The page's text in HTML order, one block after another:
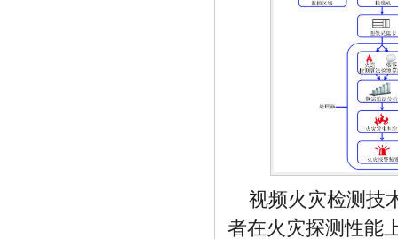
视频火灾检测技
者在火灾探测性能